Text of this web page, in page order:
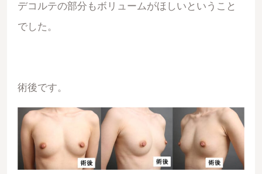
デコルテの部分もボリュームがほしいということ
でした。
術後です。